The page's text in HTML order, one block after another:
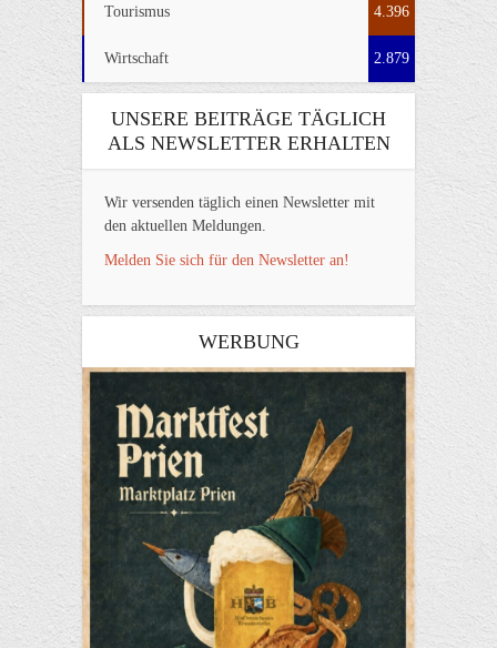
Tourismus 4.396
Wirtschaft 2.879
UNSERE BEITRÄGE TÄGLICH
ALS NEWSLETTER ERHALTEN
Wir versenden täglich einen Newsletter mit
den aktuellen Meldungen.
Melden Sie sich für den Newsletter an!
WERBUNG